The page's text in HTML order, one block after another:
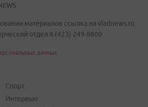
материалов ссылка на vladnews.ru
отдел 8 (423) 249-8800
данных
Спорт
Интервью